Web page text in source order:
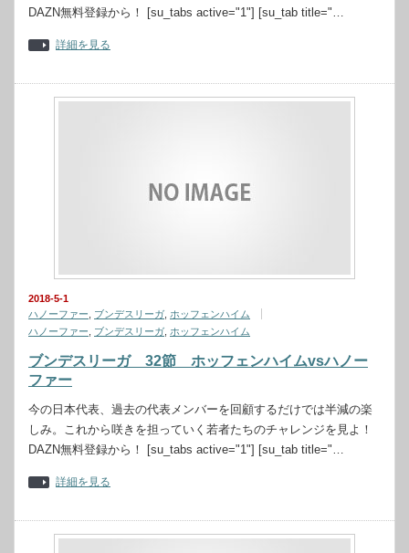
DAZN無料登録から！ [su_tabs active="1"] [su_tab title="…
詳細を見る
2018-5-1
ハノーファー
ブンデスリーガ ホッフェンハイム
ハノーファー
ブンデスリーガ ホッフェンハイム
ブンデスリーガ 32節 ホッフェンハイムvsハノー
ファー
今の日本代表、過去の代表メンバーを回顧するだけでは半減の楽
しみ。これから咲きを担っていく若者たちのチャレンジを見よ！
DAZN無料登録から！ [su_tabs active="1"] [su_tab title="…
詳細を見る